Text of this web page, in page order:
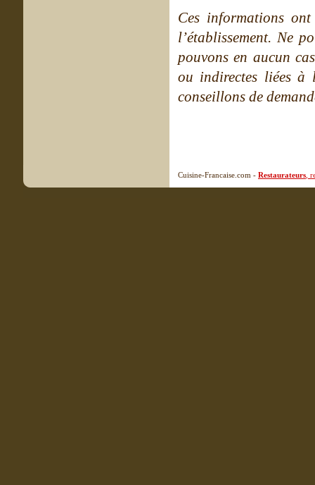
Ces informations
l’établissement. Ne
pouvons en aucun
ou indirectes liées à
conseillons de
Cuisine-Francaise.com - Restaurateurs ,